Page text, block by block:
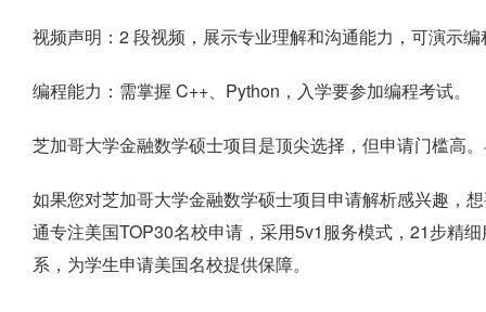
视频声明：2 段视频，展示专业理解和沟通能力，可演示
编程能力：需掌握 C++、Python，入学要参加编程考试。
芝加哥大学金融数学硕士项目是顶尖选择，但申请门槛高
如果您对芝加哥大学金融数学硕士项目申请解析感兴趣，
通专注美国TOP30名校申请，采用5v1服务模式，21步精
系，为学生申请美国名校提供保障。